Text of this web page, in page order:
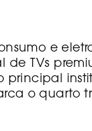
e
TVs
principal
o quarto